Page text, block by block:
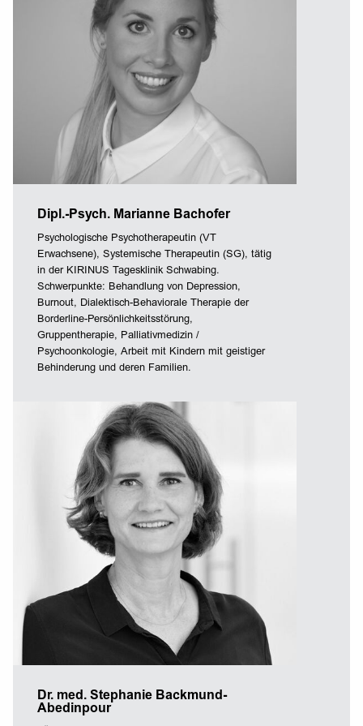
Dipl.-Psych. Marianne Bachofer
Psychologische Psychotherapeutin (VT
Erwachsene), Systemische Therapeutin (SG), tätig
in der KIRINUS Tagesklinik Schwabing.
Schwerpunkte: Behandlung von Depression,
Burnout, Dialektisch-Behaviorale Therapie der
Borderline-Persönlichkeitsstörung,
Gruppentherapie, Palliativmedizin /
Psychoonkologie, Arbeit mit Kindern mit geistiger
Behinderung und deren Familien.
Dr. med. Stephanie Backmund-
Abedinpour